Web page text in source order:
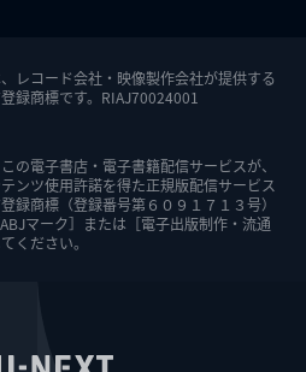
レコード会社・映像製作会社が提供する
録商標です。RIAJ70024001
の電子書店・電子書籍配信サービスが、
ンツ使用許諾を得た正規版配信サービス
録商標（登録番号第６０９１７１３号）
マーク］または［電子出版制作・流通
ください。